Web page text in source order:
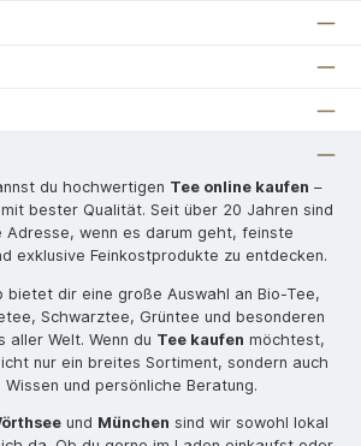
du hochwertigen Tee online kaufen –
bester Qualität. Seit über 20 Jahren sind
Adresse, wenn es darum geht, feinste
exklusive Feinkostprodukte zu entdecken.
bietet dir eine große Auswahl an Bio-Tee,
Schwarztee, Grüntee und besonderen
aller Welt. Wenn du Tee kaufen möchtest,
nur ein breites Sortiment, sondern auch
und persönliche Beratung.
und München sind wir sowohl lokal